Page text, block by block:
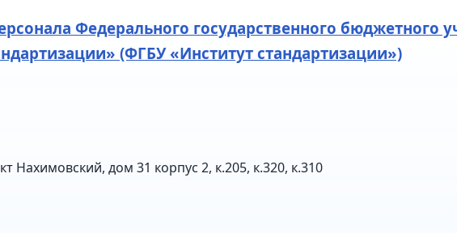
Федерального государственного бюджетного
(ФГБУ «Институт стандартизации»)
Нахимовский, дом 31 корпус 2, к.205, к.320, к.310